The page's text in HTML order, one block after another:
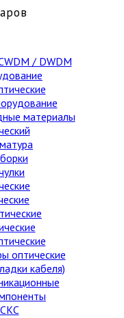
/ DWDM
материалы
оптические
кабеля)